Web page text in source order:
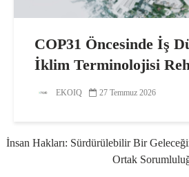
COP31 Öncesinde İş
İklim Terminolojisi
EKOIQ 27 Temmuz 2026
İnsan Hakları: Sürdürülebilir Bir
Ortak